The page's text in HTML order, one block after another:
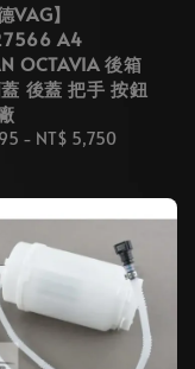
VAG】
A4
OCTAVIA 後箱
後蓋 把手 按鈕
- NT$ 5,750